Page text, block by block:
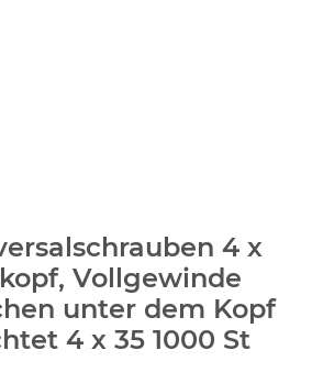
4 x
Vollgewinde
unter dem Kopf
4 x 35 1000 St